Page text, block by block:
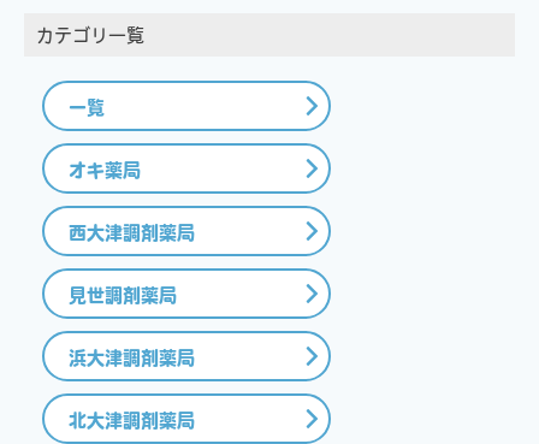
カテゴリ一覧
一覧
オキ薬局
西大津調剤薬局
見世調剤薬局
浜大津調剤薬局
北大津調剤薬局